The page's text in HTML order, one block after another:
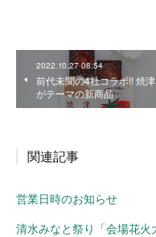
2022.10.27 08:54
前代未聞の4社コラボ!! 焼津
がテーマの新商品
関連記事
営業日時のお知らせ